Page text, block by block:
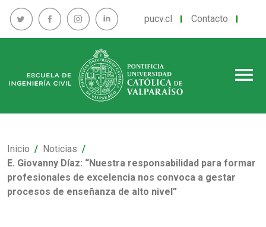
pucv.cl Contacto
menu
Inicio
Noticias
E. Giovanny Díaz: “Nuestra responsabilidad para formar
profesionales de excelencia nos convoca a gestar
procesos de enseñanza de alto nivel”